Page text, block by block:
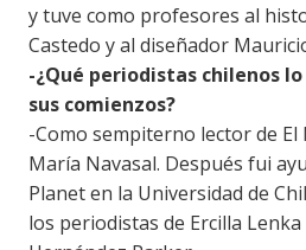
y tuve como profesores al
Castedo y al diseñador
-¿Qué periodistas chilenos
sus comienzos?
-Como sempiterno lector de El
María Navasal. Después fui
Planet en la Universidad de
los periodistas de Ercilla